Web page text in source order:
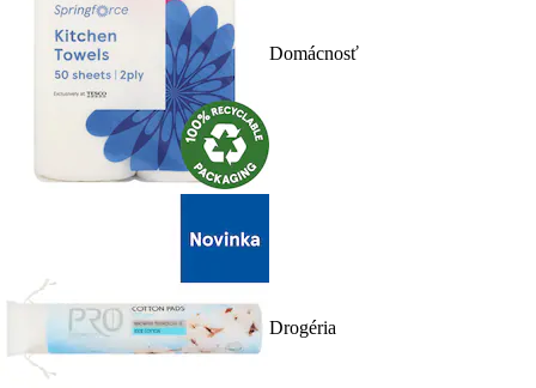
Domácnosť
Drogéria